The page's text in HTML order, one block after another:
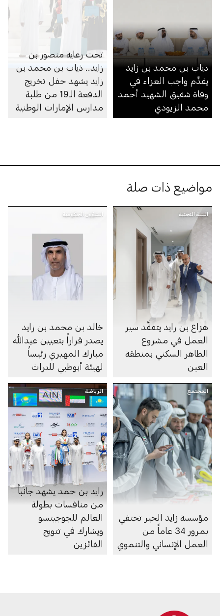
ذياب بن محمد بن زايد
يقدِّم واجب العزاء في
وفاة شقيق الشهيد أحمد
محمد الزيودي
تحت رعاية منصور بن
زايد.. ذياب بن محمد بن
زايد يشهد حفل تخريج
الدفعة الـ19 من طلبة
مدارس الإمارات الوطنية
مواضيع ذات صلة
البنية التحتية
هزاع بن زايد يتفقَّد سير
العمل في مشروع
الظاهر السكني بمنطقة
العين
الشؤون الحكومية
خالد بن محمد بن زايد
يصدر قراراً بتعيين عبدالله
مبارك المهيري رئيساً
لهيئة أبوظبي للتراث
المجتمع
مؤسسة زايد الخير تحتفي
بمرور 34 عاماً من
العمل الإنساني والتنموي
الرياضة
زايد بن حمد يشهد جانباً
من منافسات بطولة
العالم للجوجيتسو
ويشارك في تتويج
الفائزين